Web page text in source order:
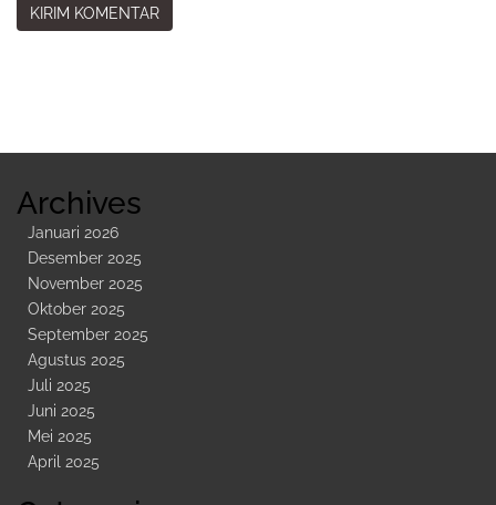
Archives
Januari 2026
Desember 2025
November 2025
Oktober 2025
September 2025
Agustus 2025
Juli 2025
Juni 2025
Mei 2025
April 2025